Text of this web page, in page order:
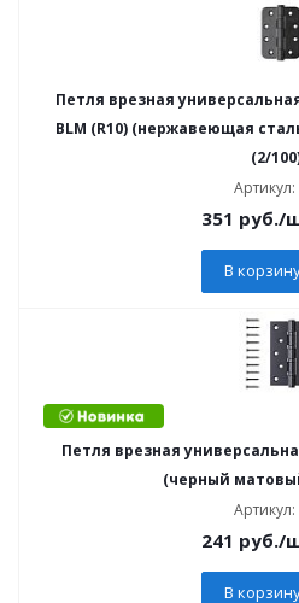
Петля врезная
BLM (R10) (нержавеющая
(2/
Артикул:
351 руб./
В
Петля врезная
(черный
241 руб./
В